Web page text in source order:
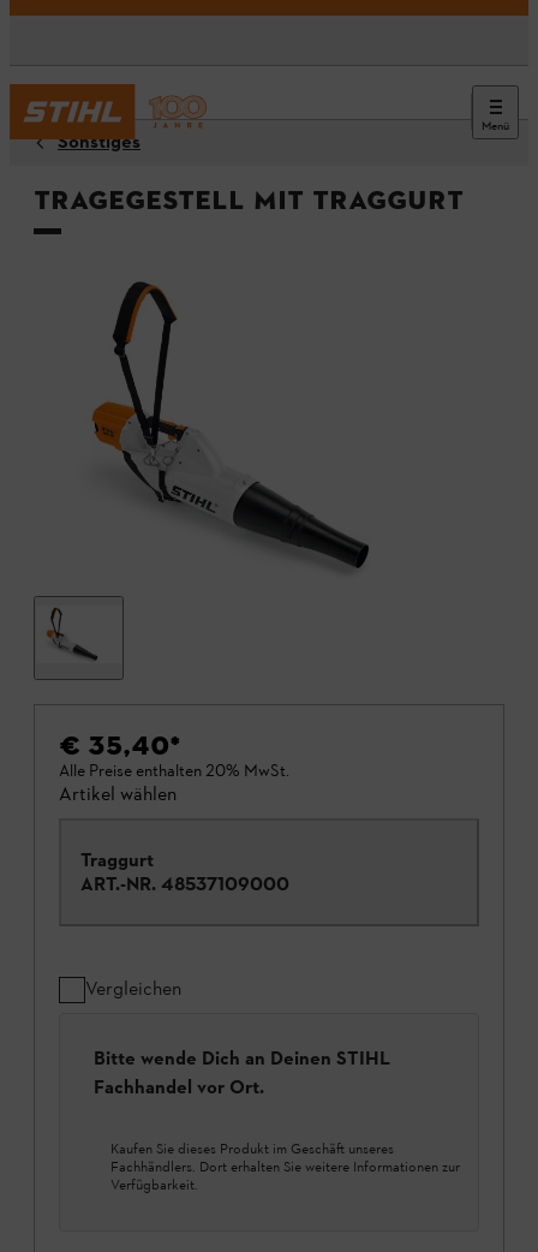
Menü
Sonstiges
Tragegestell mit Traggurt
€ 35,40*
Alle Preise enthalten 20% MwSt.
Artikel wählen
Traggurt
ART.-NR. 48537109000
Vergleichen
Bitte wende Dich an Deinen STIHL
Fachhandel vor Ort.
Kaufen Sie dieses Produkt im Geschäft unseres
Fachhändlers. Dort erhalten Sie weitere Informationen zur
Verfügbarkeit.